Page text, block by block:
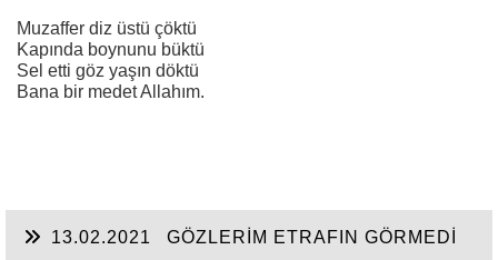
Muzaffer diz üstü çöktü
Kapında boynunu büktü
Sel etti göz yaşın döktü
Bana bir medet Allahım.
13.02.2021
GÖZLERİM ETRAFIN GÖRMEDİ